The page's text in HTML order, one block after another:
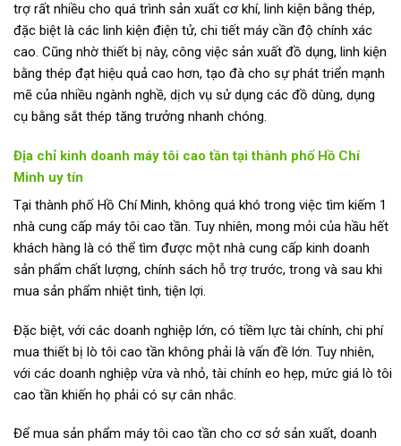
trợ rất nhiều cho quá trình sản xuất cơ khí, linh kiện bằng thép,
đặc biệt là các linh kiện điện tử, chi tiết máy cần độ chính xác
cao. Cũng nhờ thiết bị này, công việc sản xuất đồ dụng, linh kiện
bằng thép đạt hiệu quả cao hơn, tạo đà cho sự phát triển mạnh
mẽ của nhiều ngành nghề, dịch vụ sử dụng các đồ dùng, dụng
cụ bằng sắt thép tăng trưởng nhanh chóng.
Địa chỉ kinh doanh máy tôi cao tần tại thành phố Hồ Chí
Minh uy tín
Tại thành phố Hồ Chí Minh, không quá khó trong việc tìm kiếm 1
nhà cung cấp máy tôi cao tần. Tuy nhiên, mong mỏi của hầu hết
khách hàng là có thể tìm được một nhà cung cấp kinh doanh
sản phẩm chất lượng, chính sách hỗ trợ trước, trong và sau khi
mua sản phẩm nhiệt tình, tiện lợi.
Đặc biệt, với các doanh nghiệp lớn, có tiềm lực tài chính, chi phí
mua thiết bị lò tôi cao tần không phải là vấn đề lớn. Tuy nhiên,
với các doanh nghiệp vừa và nhỏ, tài chính eo hẹp, mức giá lò tôi
cao tần khiến họ phải có sự cân nhắc.
Để mua sản phẩm máy tôi cao tần cho cơ sở sản xuất, doanh